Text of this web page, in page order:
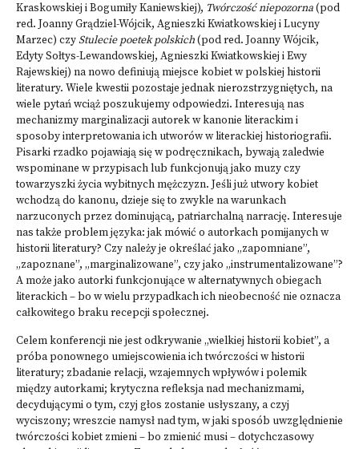
Kraskowskiej i Bogumiły Kaniewskiej), Twórczość niepozorna(pod
red. Joanny Grądziel-Wójcik, Agnieszki Kwiatkowskiej i Lucyny
Marzec) czyStulecie poetek polskich(pod red. Joanny Wójcik,
Edyty Sołtys-Lewandowskiej, Agnieszki Kwiatkowskiej i Ewy
Rajewskiej) na nowo definiują miejsce kobiet w polskiej historii
literatury. Wiele kwestii pozostaje jednak nierozstrzygniętych, na
wiele pytań wciąż poszukujemy odpowiedzi. Interesują nas
mechanizmy marginalizacji autorek w kanonie literackim i
sposoby interpretowania ich utworów w literackiej historiografii.
Pisarki rzadko pojawiają się w podręcznikach, bywają zaledwie
wspominane w przypisach lub funkcjonują jako muzy czy
towarzyszki życia wybitnych mężczyzn. Jeśli już utwory kobiet
wchodzą do kanonu, dzieje się to zwykle na warunkach
narzuconych przez dominującą, patriarchalną narrację. Interesuje
nas także problem języka: jak mówić o autorkach pomijanych w
historii literatury? Czy należy je określać jako „zapomniane”,
„zapoznane”, „marginalizowane”, czy jako „instrumentalizowane”?
A może jako autorki funkcjonujące w alternatywnych obiegach
literackich – bo w wielu przypadkach ich nieobecność nie oznacza
całkowitego braku recepcji społecznej.
Celem konferencji nie jest odkrywanie „wielkiej historii kobiet”, a
próba ponownego umiejscowienia ich twórczości w historii
literatury; zbadanie relacji, wzajemnych wpływów i polemik
między autorkami; krytyczna refleksja nad mechanizmami,
decydującymi o tym, czyj głos zostanie usłyszany, a czyj
wyciszony; wreszcie namysł nad tym, w jaki sposób uwzględnienie
twórczości kobiet zmieni – bo zmienić musi – dotychczasowy